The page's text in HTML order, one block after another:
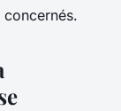
concernés.